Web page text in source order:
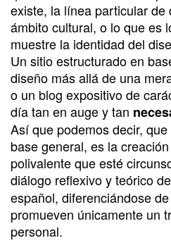
existe, la línea particular de
ámbito cultural, o lo que es
muestre la identidad del
Un sitio estructurado en
diseño más allá de una
o un blog expositivo de
día tan en auge y tan
Así que podemos decir,
base general, es la
polivalente que esté
diálogo reflexivo y teórico
español, diferenciándose
promueven únicamente un
personal.